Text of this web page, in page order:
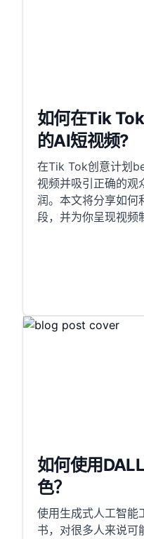
如何在Tik
的AI短视频?
在Tik Tok创意计划
视频并吸引正确的观
润。本文将分享如何
段，并为你呈现视频
如何使用
色？
使用生成式人工智能
书，对很多人来说可